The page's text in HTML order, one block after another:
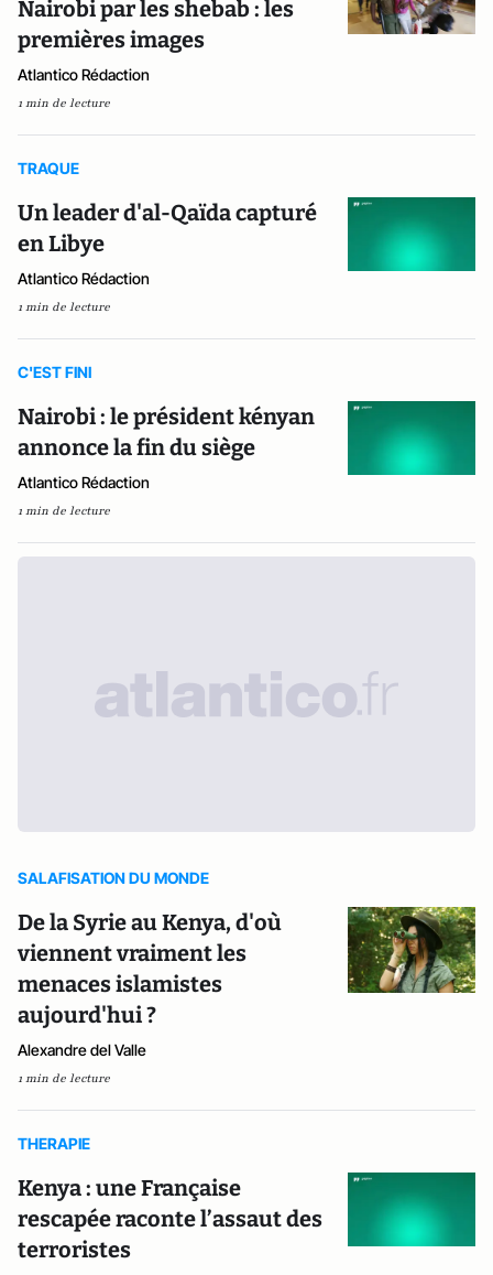
Nairobi par les shebab : les
premières images
Atlantico Rédaction
1 min de lecture
TRAQUE
Un leader d'al-Qaïda capturé
en Libye
Atlantico Rédaction
1 min de lecture
C'EST FINI
Nairobi : le président kényan
annonce la fin du siège
Atlantico Rédaction
1 min de lecture
SALAFISATION DU MONDE
De la Syrie au Kenya, d'où
viennent vraiment les
menaces islamistes
aujourd'hui ?
Alexandre del Valle
1 min de lecture
THERAPIE
Kenya : une Française
rescapée raconte l’assaut des
terroristes